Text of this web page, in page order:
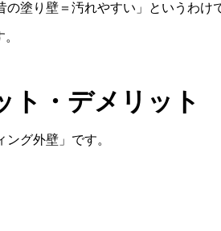
塗り壁＝汚れやすい」というわけ
ト・デメリット
グ外壁」です。